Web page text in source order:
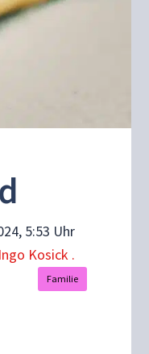
5:53 Uhr
Ingo Kosick .
Familie